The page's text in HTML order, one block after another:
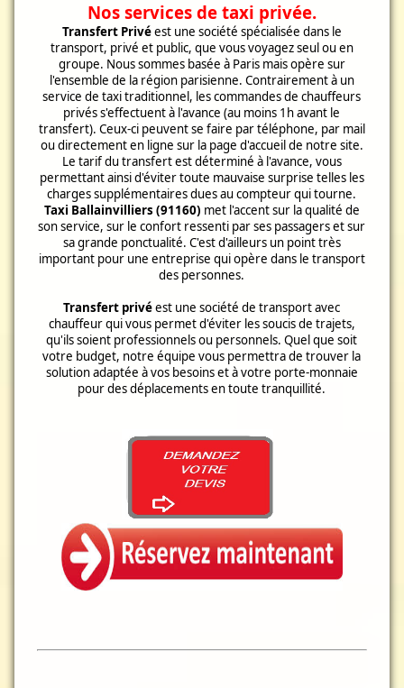
Nos services de taxi privée.
Transfert Privéest une société spécialisée dans le
transport, privé et public, que vous voyagez seul ou en
groupe. Nous sommes basée à Paris mais opère sur
l'ensemble de la région parisienne. Contrairement à un
service de taxi traditionnel, les commandes de chauffeurs
privés s'effectuent à l'avance (au moins 1h avant le
transfert). Ceux-ci peuvent se faire par téléphone, par mail
ou directement en ligne sur la page d'accueil de notre site.
Le tarif du transfert est déterminé à l'avance, vous
permettant ainsi d'éviter toute mauvaise surprise telles les
charges supplémentaires dues au compteur qui tourne.
Taxi Ballainvilliers (91160) met l'accent sur la qualité de
son service, sur le confort ressenti par ses passagers et sur
sa grande ponctualité. C'est d'ailleurs un point très
important pour une entreprise qui opère dans le transport
des personnes.
Transfert privéest une société de transport avec
chauffeur qui vous permet d'éviter les soucis de trajets,
qu'ils soient professionnels ou personnels. Quel que soit
votre budget, notre équipe vous permettra de trouver la
solution adaptée à vos besoins et à votre porte-monnaie
pour des déplacements en toute tranquillité.